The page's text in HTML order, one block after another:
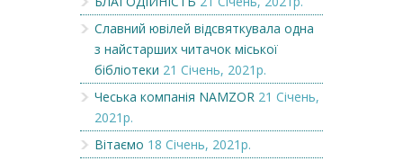
Славний ювілей відсвяткувала одна
з найстарших читачок міської
бібліотеки 21 Січень, 2021р.
Чеська компанія NAMZOR 21 Січень,
2021р.
Вітаємо 18 Січень, 2021р.